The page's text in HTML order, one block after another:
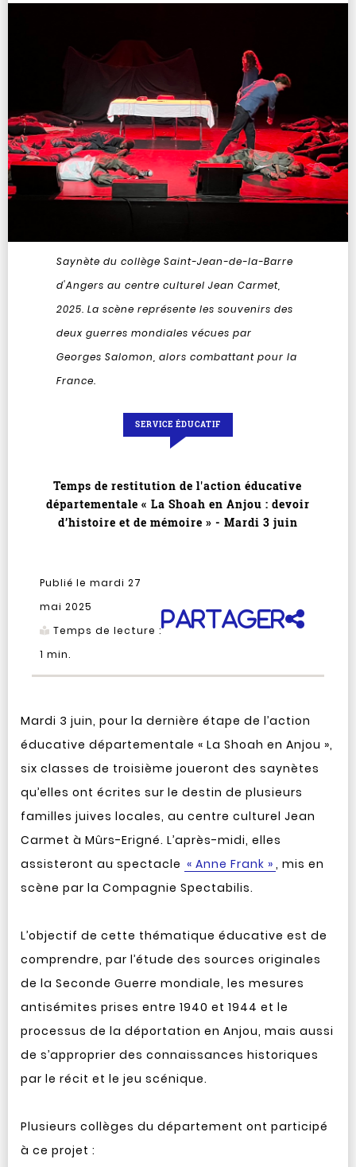
Saynète du collège Saint-Jean-de-la-Barre
d'Angers au centre culturel Jean Carmet,
2025. La scène représente les souvenirs des
deux guerres mondiales vécues par
Georges Salomon, alors combattant pour la
France.
SERVICE ÉDUCATIF
Temps de restitution de l'action éducative
départementale « La Shoah en Anjou : devoir
d’histoire et de mémoire » - Mardi 3 juin
Publié le mardi 27
mai 2025
Temps de lecture :
1 min.
Partager
Mardi 3 juin, pour la dernière étape de l’action
éducative départementale « La Shoah en Anjou »,
six classes de troisième joueront des saynètes
qu’elles ont écrites sur le destin de plusieurs
familles juives locales, au centre culturel Jean
Carmet à Mûrs-Erigné. L’après-midi, elles
assisteront au spectacle « Anne Frank » , mis en
scène par la Compagnie Spectabilis.
L’objectif de cette thématique éducative est de
comprendre, par l’étude des sources originales
de la Seconde Guerre mondiale, les mesures
antisémites prises entre 1940 et 1944 et le
processus de la déportation en Anjou, mais aussi
de s’approprier des connaissances historiques
par le récit et le jeu scénique.
Plusieurs collèges du département ont participé
à ce projet :